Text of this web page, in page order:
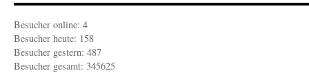
Besucher online: 4
Besucher heute: 158
Besucher gestern: 487
Besucher gesamt: 345625